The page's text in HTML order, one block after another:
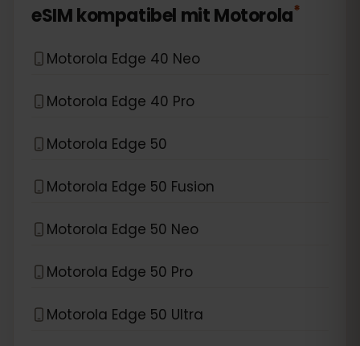
eSIM kompatibel mitMotorola*
Motorola Edge 40 Neo
Motorola Edge 40 Pro
Motorola Edge 50
Motorola Edge 50 Fusion
Motorola Edge 50 Neo
Motorola Edge 50 Pro
Motorola Edge 50 Ultra